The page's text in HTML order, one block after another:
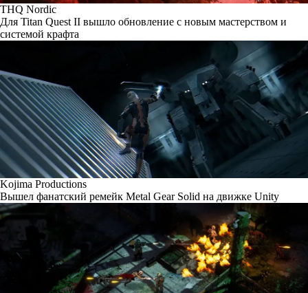
THQ Nordic
Для Titan Quest II вышло обновление с новым мастерством и
системой крафта
Kojima Productions
Вышел фанатский ремейк Metal Gear Solid на движке Unity